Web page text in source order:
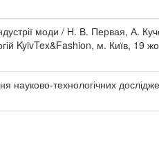
моди / Н. В. Первая, А.
KyivTex&Fashion, м. Київ,
технологічних